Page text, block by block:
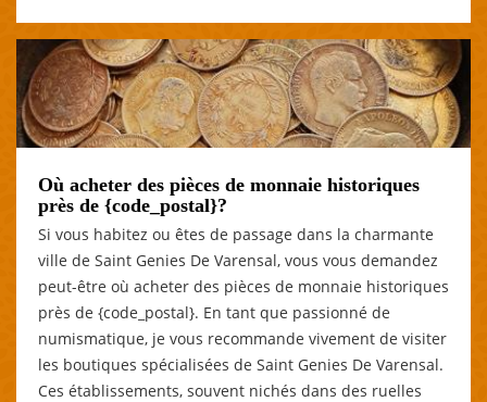
Où acheter des pièces de monnaie historiques
près de {code_postal}?
Si vous habitez ou êtes de passage dans la charmante
ville de Saint Genies De Varensal, vous vous demandez
peut-être où acheter des pièces de monnaie historiques
près de {code_postal}. En tant que passionné de
numismatique, je vous recommande vivement de visiter
les boutiques spécialisées de Saint Genies De Varensal.
Ces établissements, souvent nichés dans des ruelles